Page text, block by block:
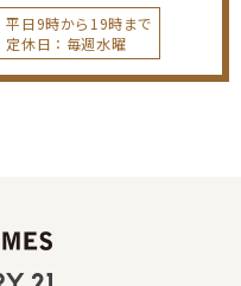
平日9時から19時まで
定休日：毎週水曜